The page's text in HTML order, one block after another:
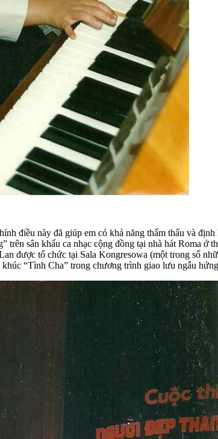
điều này đã giúp em có khả năng thẩm thấu và
trên sân khấu ca nhạc cộng đồng tại nhà hát Roma
được tổ chức tại Sala Kongresowa (một trong số
“Tình Cha” trong chương trình giao lưu ngẫu